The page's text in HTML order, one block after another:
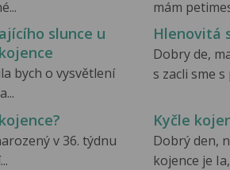
mám
slunce u
bych o vysvětlení
Hlenovitá
Dobry de,
s zacli sme
v 36. týdnu
Kyčle
Dobrý den,
kojence je